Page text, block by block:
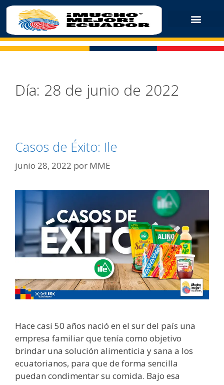
Día: 28 de junio de 2022
Casos de Éxito: Ile
junio 28, 2022 por MME
Hace casi 50 años nació en el sur del país una
empresa familiar que tenía como objetivo
brindar una solución alimenticia y sana a los
ecuatorianos, para que de forma sencilla
puedan condimentar su comida. Bajo esa